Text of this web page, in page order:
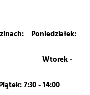
Poniedziałek:
-
14:00